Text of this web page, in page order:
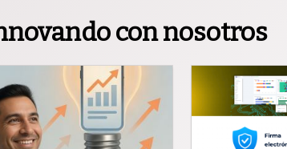
con nosotros